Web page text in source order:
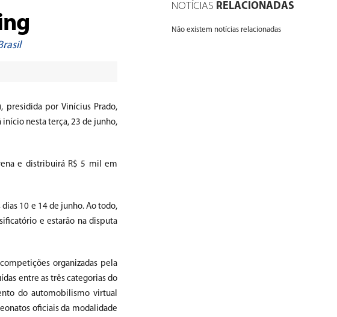
presidida por Vinícius Prado,
nesta terça, 23 de junho,
e distribuirá R$ 5 mil em
10 e 14 de junho. Ao todo,
e estarão na disputa
organizadas pela
entre as três categorias do
do automobilismo virtual
oficiais da modalidade
NOTÍCIAS RELACIONADAS
Não existem notícias relacionadas